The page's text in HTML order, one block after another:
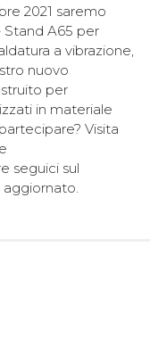
2021 saremo
Stand A65 per
a vibrazione,
nuovo
per
in materiale
Visita
seguici sul